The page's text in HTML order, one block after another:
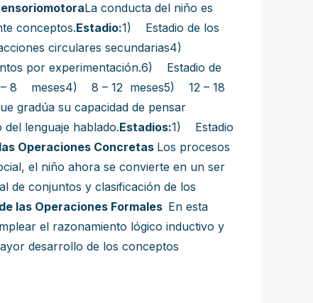
La conducta del niño es
conceptos.Estadio:1) Estadio de los
circulares secundarias4)
por experimentación.6) Estadio de
meses4) 8 – 12 meses5) 12 – 18
gradúa su capacidad de pensar
lenguaje hablado.Estadios:1) Estadio
Operaciones Concretas Los procesos
el niño ahora se convierte en un ser
de conjuntos y clasificación de los
las Operaciones Formales En esta
el razonamiento lógico inductivo y
desarrollo de los conceptos